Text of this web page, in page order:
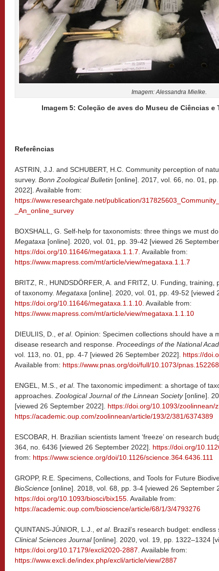
Imagem: Alessandra Mielke.
Imagem 5: Coleção de aves do Museu de Ciências e
Referências
ASTRIN, J.J. and SCHUBERT, H.C. Community perception of
survey. Bonn Zoological Bulletin [online]. 2017, vol. 66, no. 01,
2022]. Available from:
https://www.researchgate.net/publication/
_An_online_survey
BOXSHALL, G. Self-help for taxonomists: three things we must
Megataxa [online]. 2020, vol. 01, pp. 39-42 [viewed 26
https://doi.org/10.11646/megataxa.1.1.7. Available from:
https://www.mapress.com/mt/article/view/megataxa.1.1.7
BRITZ, R., HUNDSDÖRFER, A. and FRITZ, U. Funding,
of taxonomy. Megataxa [online]. 2020, vol. 01, pp. 49-52 [viewed
https://doi.org/10.11646/megataxa.1.1.10. Available from:
https://www.mapress.com/mt/article/view/megataxa.1.1.10
DIEULIIS, D., et al. Opinion: Specimen collections should have a
disease research and response. Proceedings of the National
vol. 113, no. 01, pp. 4-7 [viewed 26 September 2022]. https://
Available from: https://www.pnas.org/doi/full/10.1073/
ENGEL, M.S., et al. The taxonomic impediment: a shortage of
approaches.Zoological Journal of the Linnean Society [online].
[viewed 26 September 2022]. https://doi.org/10.1093/zoolinnean/
https://academic.oup.com/zoolinnean/article/193/2/381/6374389
ESCOBAR, H. Brazilian scientists lament ‘freeze’ on research
364, no. 6436 [viewed 26 September 2022]. https://doi.org/
from: https://www.science.org/doi/10.1126/science.364.6436.111
GROPP, R.E. Specimens, Collections, and Tools for Future
BioScience [online]. 2018, vol. 68, pp. 3-4 [viewed 26 September
https://doi.org/10.1093/biosci/bix155. Available from:
https://academic.oup.com/bioscience/article/68/1/3/4793276
QUINTANS-JÚNIOR, L.J., et al. Brazil’s research budget:
Clinical Sciences Journal[online]. 2020, vol. 19, pp. 1322–1324
https://doi.org/10.17179/excli2020-2887. Available from:
https://www.excli.de/index.php/excli/article/view/2887